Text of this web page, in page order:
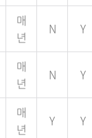
매
년
N Y
매
년
N Y
매
년
Y Y